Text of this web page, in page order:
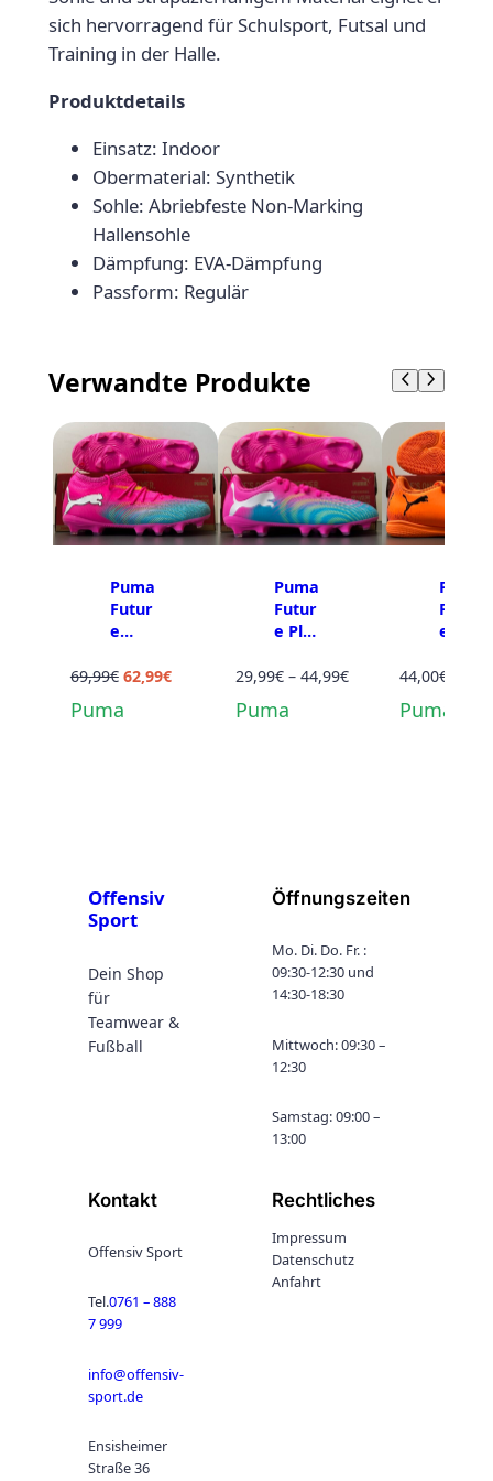
a
:
4
4
,
9
,
€
.
e
r
r
i
s
w
a
r
:
,
9
9
€
i
s
s
:
3
5
,
9
9
l
a
y
I
sich hervorragend für Schulsport, Futsal und
Training in der Halle.
Produktdetails
Einsatz: Indoor
Obermaterial: Synthetik
Sohle: Abriebfeste Non-Marking
Hallensohle
Dämpfung: EVA-Dämpfung
Passform: Regulär
Verwandte Produkte
Puma
Futur
e
FG/AG
69,99€ Ursprünglicher
war:
62,99€Aktueller
Puma
Puma
Futur
e Play
JR
29,99€ – 44,99€Preisspanne:
Puma
Puma
Futur
e Play
44,00€
Puma
Offensiv
Sport
Dein Shop
für
Teamwear &
Fußball
Öffnungszeiten
Mo. Di. Do. Fr. :
09:30-12:30 und
14:30-18:30
Mittwoch: 09:30 –
12:30
Samstag: 09:00 –
13:00
Kontakt
Offensiv Sport
Tel.0761 – 888
7 999
info@offensiv-
sport.de
Ensisheimer
Straße 36
Rechtliches
Impressum
Datenschutz
Anfahrt